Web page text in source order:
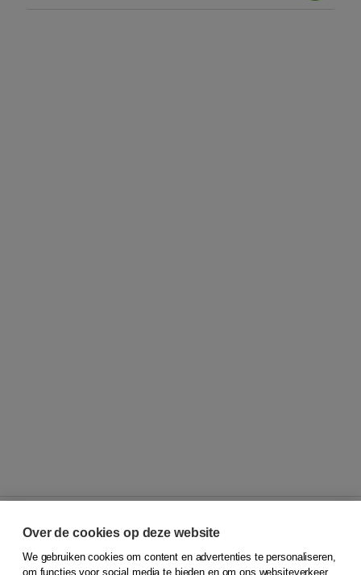
© 2026Koninklijke Boom uitgevers
Over de cookies op deze website
We gebruiken cookies om content en advertenties te personaliseren,
om functies voor social media te bieden en om ons websiteverkeer